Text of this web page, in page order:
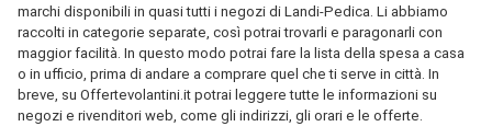
marchi disponibili in quasi tutti i negozi di Landi-Pedica. Li abbiamo
raccolti in categorie separate, così potrai trovarli e paragonarli con
maggior facilità. In questo modo potrai fare la lista della spesa a casa
o in ufficio, prima di andare a comprare quel che ti serve in città. In
breve, su Offertevolantini.it potrai leggere tutte le informazioni su
negozi e rivenditori web, come gli indirizzi, gli orari e le offerte.